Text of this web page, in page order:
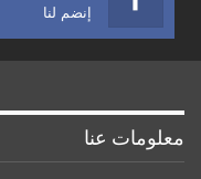
إنضم لنا
معلومات عنا